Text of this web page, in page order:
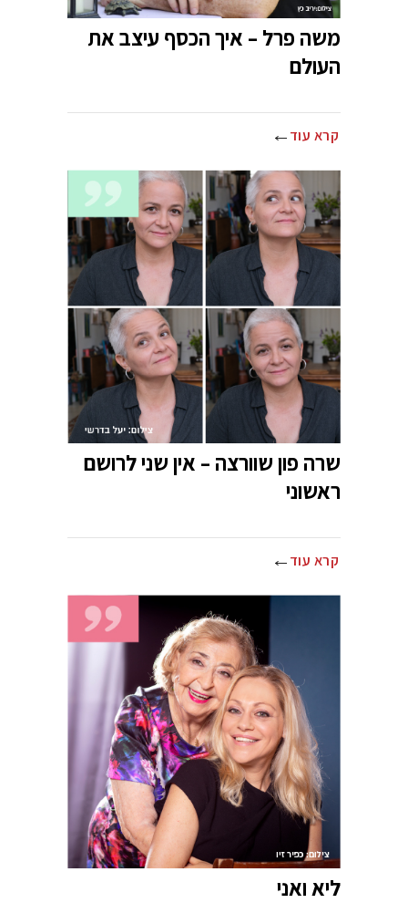
משה פרל – איך הכסף עיצב את
העולם
קרא עוד
שרה פון שוורצה – אין שני לרושם
ראשוני
קרא עוד
ליא ואני